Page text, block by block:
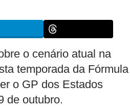
o cenário atual na
temporada da Fórmula
o GP dos Estados
de outubro.